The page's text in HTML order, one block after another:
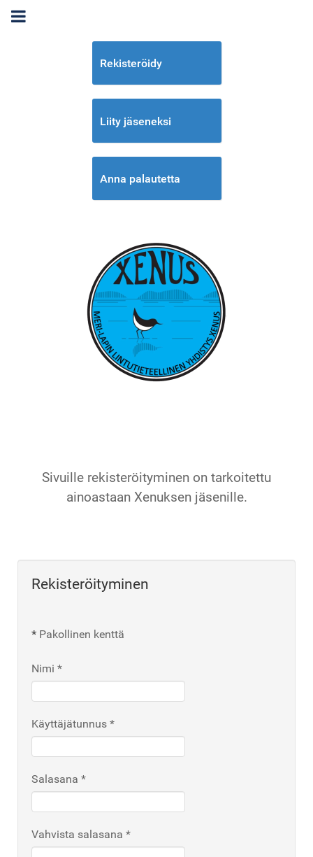
Rekisteröidy
Liity jäseneksi
Anna palautetta
Sivuille rekisteröityminen on tarkoitettu
ainoastaan Xenuksen jäsenille.
Rekisteröityminen
* Pakollinen kenttä
Nimi *
Käyttäjätunnus *
Salasana *
Vahvista salasana *